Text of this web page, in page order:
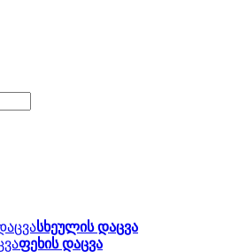
სხეულის დაცვა
ფეხის დაცვა